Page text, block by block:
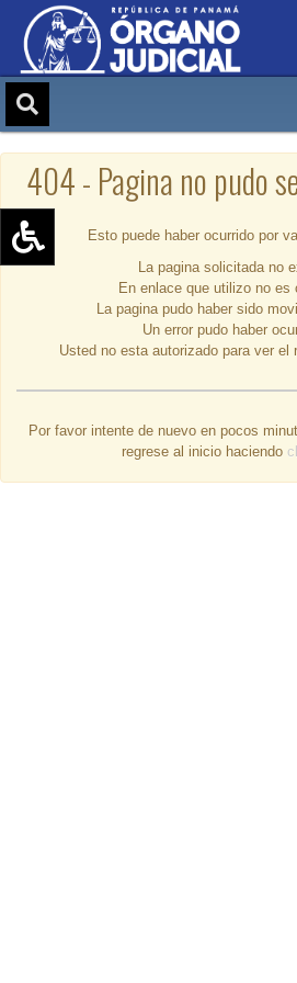
Aumentar texto (+)
Reducir texto (-)
Restablecer texto
Escala de grises
404 - Pagina no pudo
Esto puede haber ocurrido por
La pagina solicitada no
En enlace que utilizo no es
La pagina pudo haber sido
Un error pudo haber
Usted no esta autorizado para ver el
Por favor intente de nuevo en pocos
regrese al inicio haciendo